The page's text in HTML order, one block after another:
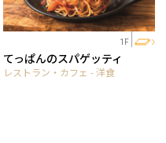
1F
てっぱんのスパゲッティ
レストラン・カフェ - 洋食